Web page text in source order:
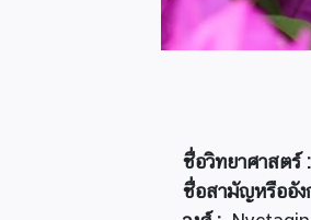
ชื่อวิทยาศาสตร์ :
ชื่อสามัญหรืออัง